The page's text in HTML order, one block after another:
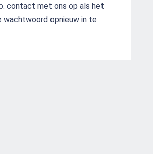
contact met ons op als het
wachtwoord opnieuw in te